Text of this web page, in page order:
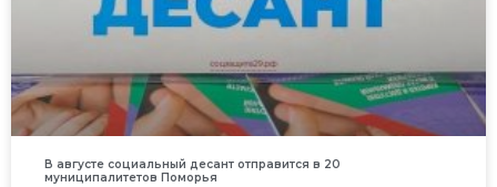
В августе социальный десант отправится в 20
муниципалитетов Поморья